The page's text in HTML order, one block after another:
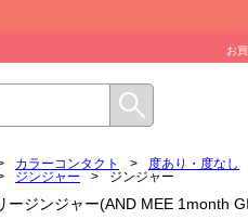
お
カラーコンタクト > 度あり・度なし
ジンジャー > ジンジャー
ージンジャー(AND MEE 1month